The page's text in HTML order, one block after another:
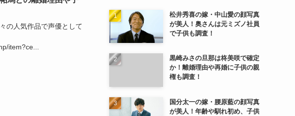
の人気作品で声優として
item?ce...
松井秀喜の嫁・中山愛の顔写真
が美人！奥さんは元ミズノ社員
で子供も調査！
黒崎みさの旦那は柊美咲で確定
か！離婚理由や再婚に子供の親
権も調査！
国分太一の嫁・腰原藍の顔写真
が美人！年齢や馴れ初め、子供